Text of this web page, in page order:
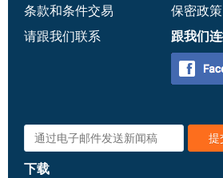
条款和条件交易
请跟我们联系
保密政策
跟我们
下载